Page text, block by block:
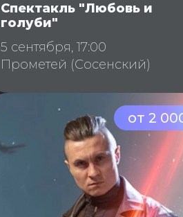
Спектакль "Любовь и
голуби"
5 сентября, 17:00
Прометей (Сосенский)
от 2